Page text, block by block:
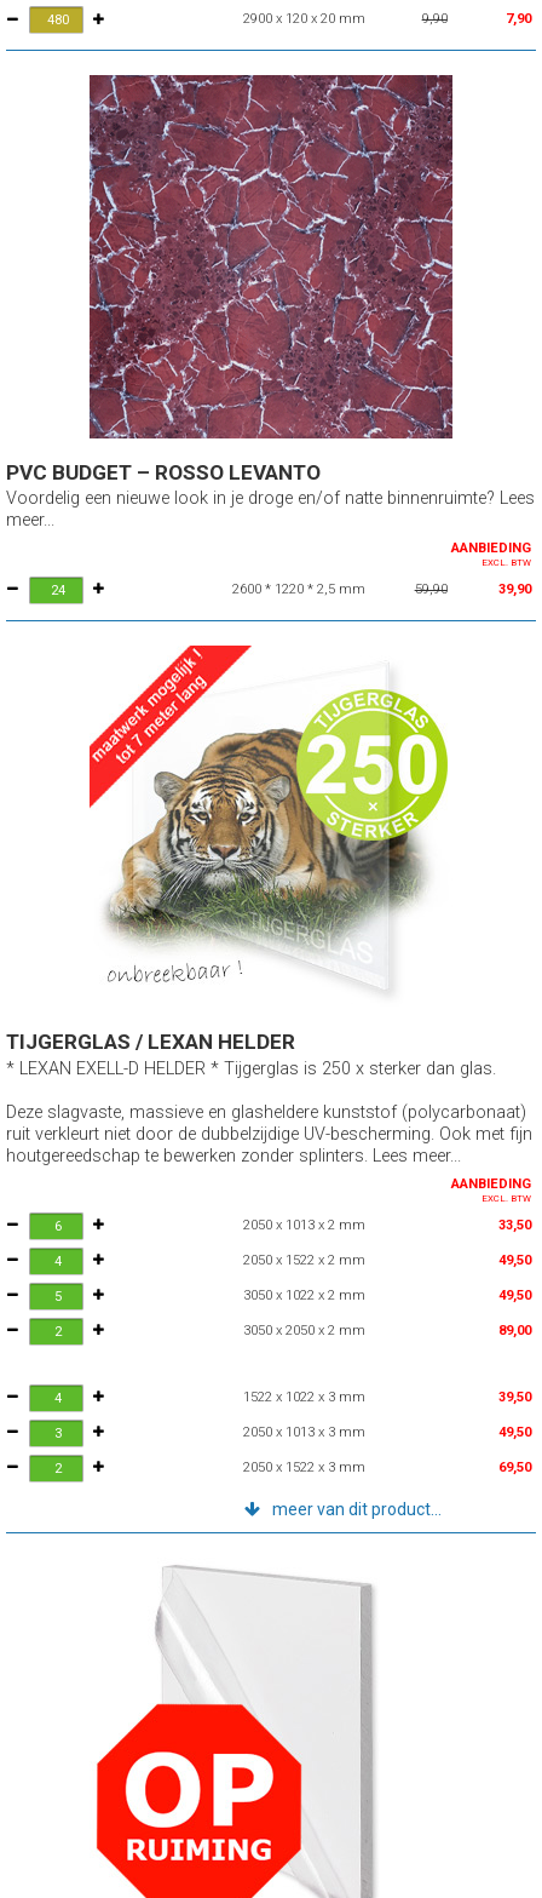
2900 x 120 x 20 mm 9,90 7,90
PVC BUDGET – ROSSO LEVANTO
Voordelig een nieuwe look in je droge en/of natte binnenruimte? Lees
meer...
AANBIEDING
EXCL. BTW
2600 * 1220 * 2,5 mm 59,90 39,90
TIJGERGLAS / LEXAN HELDER
* LEXAN EXELL-D HELDER * Tijgerglas is 250 x sterker dan glas.
Deze slagvaste, massieve en glasheldere kunststof (polycarbonaat)
ruit verkleurt niet door de dubbelzijdige UV-bescherming. Ook met fijn
houtgereedschap te bewerken zonder splinters. Lees meer...
AANBIEDING
EXCL. BTW
2050 x 1013 x 2 mm 33,50
2050 x 1522 x 2 mm 49,50
3050 x 1022 x 2 mm 49,50
3050 x 2050 x 2 mm 89,00
1522 x 1022 x 3 mm 39,50
2050 x 1013 x 3 mm 49,50
2050 x 1522 x 3 mm 69,50
meer van dit product...